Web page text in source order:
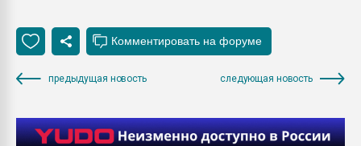
предыдущая новость следующая новость